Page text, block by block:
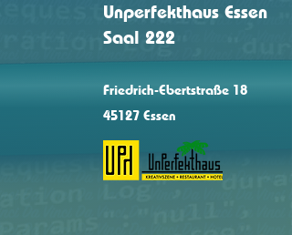
Unperfekthaus Essen
Saal 222
Friedrich-Ebertstraße 18
45127 Essen